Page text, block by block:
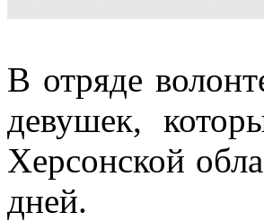
В отряде
девушек,
Херсонской
дней.